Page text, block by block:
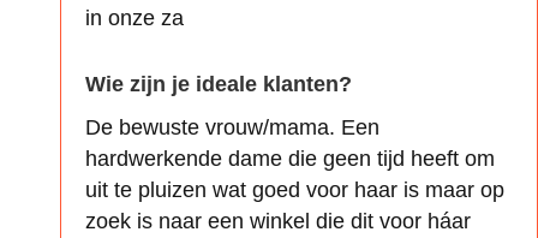
in onze za
Wie zijn je ideale klanten?
De bewuste vrouw/mama. Een
hardwerkende dame die geen tijd heeft om
uit te pluizen wat goed voor haar is maar op
zoek is naar een winkel die dit voor háar